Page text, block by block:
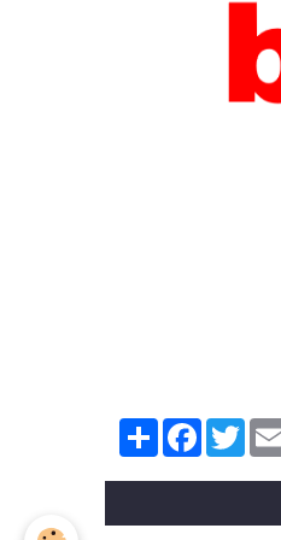
PartagerFacebook